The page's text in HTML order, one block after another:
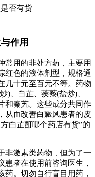
否有货
作用
常用的非处方药，主要用
红色的液体剂型，规格通
几十元至百元不等。药物
)、白芷、蒺藜(盐炒)、
和秦艽。这些成分共同作
从而改善白癜风患者的皮
白芷酊哪个药店有货”的
非激素类药物，但为了一
患者在使用前咨询医生，
药。切勿自行盲目用药，